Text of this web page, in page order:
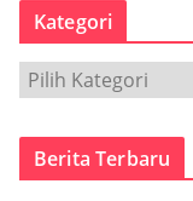
p
Kategori
a
t
Berita Terbaru